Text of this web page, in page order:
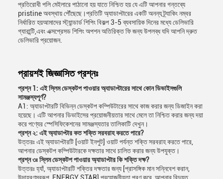
প্রতিরোধী পলি মেইলারে পাঠানো হয় যাতে নিশ্চিত হয় যে এটি আপনার গন্তব্যে
pristine অবস্থায় পৌঁছেছে।প্রতিটি অ্যাডাপ্টারের একটি অনন্য ট্র্যাকিং নম্বর
নির্ধারিত হয়আমাদের স্ট্যান্ডার্ড শিপিং বিকল্প 3-5 ব্যবসায়িক দিনের মধ্যে ডেলিভারি
গ্যারান্টি,এবং এক্সপ্রেসড শিপিং অপশন অতিরিক্ত ফি জন্য উপলব্ধ যদি আপনি দ্রুত
ডেলিভারি প্রয়োজন.
প্রায়শই জিজ্ঞাসিত প্রশ্নঃ
প্রশ্ন 1: এই স্লিম ডেস্কটপ পাওয়ার অ্যাডাপ্টারের সাথে কোন ডিভাইসগুলি
সামঞ্জস্যপূর্ণ?
A1: অ্যাডাপ্টারটি বিভিন্ন ডেস্কটপ কম্পিউটারের সাথে কাজ করার জন্য ডিজাইন করা
হয়েছে। এটি আপনার ডিভাইসের প্রয়োজনীয়তার সাথে মেলে তা নিশ্চিত করার জন্য দয়া
করে পণ্যের স্পেসিফিকেশনের সামঞ্জস্যতার তালিকাটি দেখুন।
প্রশ্ন ২: এই অ্যাডাপ্টার কত শক্তি সরবরাহ করতে পারে?
উত্তরঃ এই অ্যাডাপ্টারটি [ওয়াট ইনপুট] ওয়াট পর্যন্ত শক্তি সরবরাহ করতে পারে,
আপনার ডেস্কটপ কম্পিউটারকে দক্ষতার সাথে চালিত করার জন্য উপযুক্ত।
প্রশ্ন ৩ঃ স্লিম ডেস্কটপ পাওয়ার অ্যাডাপ্টার কি শক্তি দক্ষ?
উত্তরঃ হ্যাঁ, অ্যাডাপ্টারটি শক্তির দক্ষতার জন্য [প্রাসঙ্গিক মান সন্নিবেশ করান,